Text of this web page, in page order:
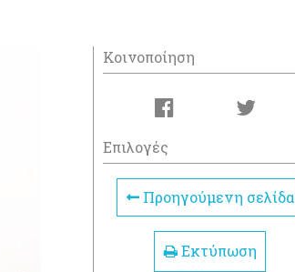
Κοινοποίηση
Επιλογές
Προηγούμενη σελίδα
Εκτύπωση